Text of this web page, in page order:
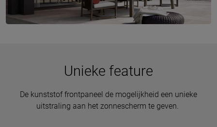
Unieke feature
De kunststof frontpaneel de mogelijkheid een unieke
uitstraling aan het zonnescherm te geven.